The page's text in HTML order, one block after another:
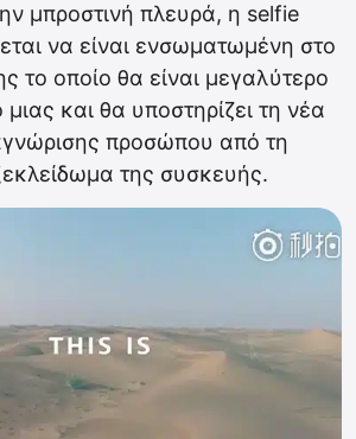
μπροστινή πλευρά, η selfie
να είναι ενσωματωμένη στο
το οποίο θα είναι μεγαλύτερο
και θα υποστηρίζει τη νέα
προσώπου από τη
της συσκευής.